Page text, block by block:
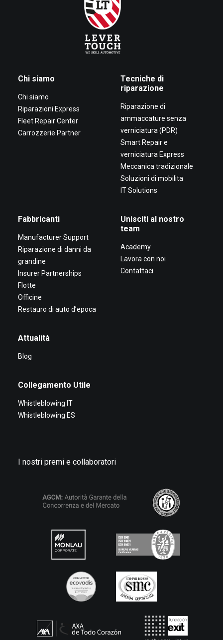
Chi siamo
Chi siamo
Riparazioni Express
Fleet Repair Center
Carrozzerie Partner
Tecniche di
riparazione
Riparazione di
ammaccature senza
verniciatura (PDR)
Smart Repair e
verniciatura Express
Meccanica tradizionale
Soluzioni di mobilita
IT Solutions
Fabbricanti
Manufacturer Support
Riparazione di danni da
grandine
Insurer Partnerships
Flotte
Officine
Restauro di auto d’epoca
Unisciti al nostro
team
Academy
Lavora con noi
Contattaci
Attualità
Blog
Collegamento Utile
Whistleblowing IT
Whistleblowing ES
I nostri premi e collaboratori